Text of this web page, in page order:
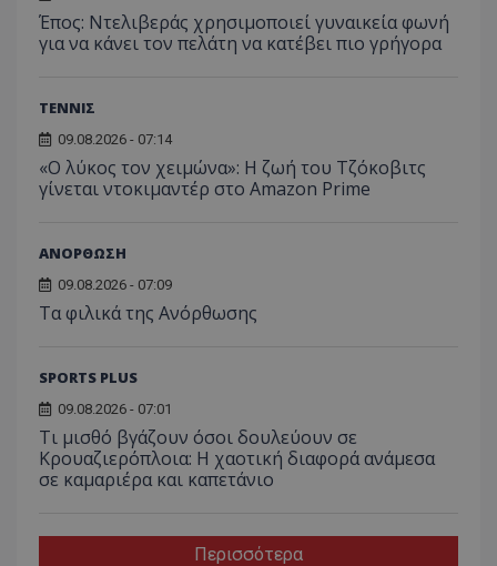
Έπος: Ντελιβεράς χρησιμοποιεί γυναικεία φωνή
για να κάνει τον πελάτη να κατέβει πιο γρήγορα
ΤΕΝΝΙΣ
09.08.2026 - 07:14
«Ο λύκος τον χειμώνα»: Η ζωή του Τζόκοβιτς
γίνεται ντοκιμαντέρ στο Amazon Prime
ΑΝΟΡΘΩΣΗ
09.08.2026 - 07:09
Τα φιλικά της Ανόρθωσης
SPORTS PLUS
09.08.2026 - 07:01
Τι μισθό βγάζουν όσοι δουλεύουν σε
Κρουαζιερόπλοια: Η χαοτική διαφορά ανάμεσα
σε καμαριέρα και καπετάνιο
Περισσότερα